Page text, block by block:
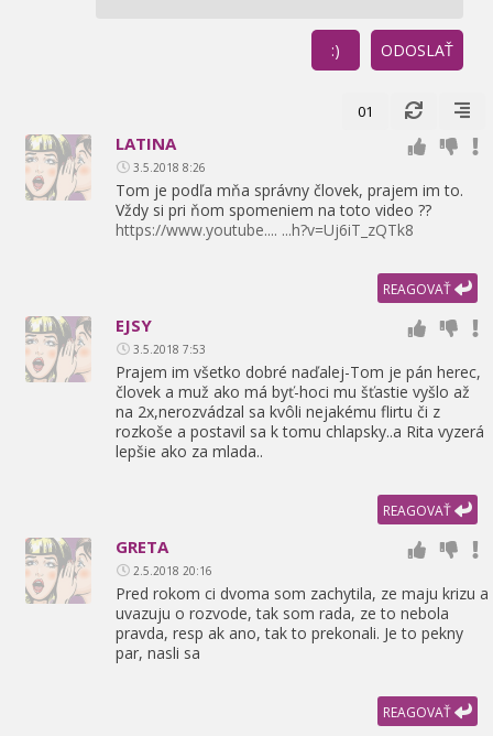
ODOSLAŤ
:)
01
LATINA
3.5.2018 8:26
Tom je podľa mňa správny človek, prajem im to.
Vždy si pri ňom spomeniem na toto video ??
https://www.youtube.... ...h?v=Uj6iT_zQTk8
REAGOVAŤ
EJSY
3.5.2018 7:53
Prajem im všetko dobré naďalej-Tom je pán herec,
človek a muž ako má byť-hoci mu šťastie vyšlo až
na 2x,nerozvádzal sa kvôli nejakému flirtu či z
rozkoše a postavil sa k tomu chlapsky..a Rita vyzerá
lepšie ako za mlada..
REAGOVAŤ
GRETA
2.5.2018 20:16
Pred rokom ci dvoma som zachytila, ze maju krizu a
uvazuju o rozvode, tak som rada, ze to nebola
pravda, resp ak ano, tak to prekonali. Je to pekny
par, nasli sa
REAGOVAŤ